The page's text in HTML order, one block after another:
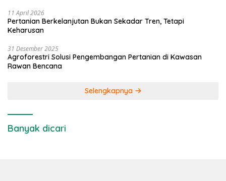
11 April 2026
Pertanian Berkelanjutan Bukan Sekadar Tren, Tetapi
Keharusan
31 Desember 2025
Agroforestri Solusi Pengembangan Pertanian di Kawasan
Rawan Bencana
Selengkapnya
Banyak dicari